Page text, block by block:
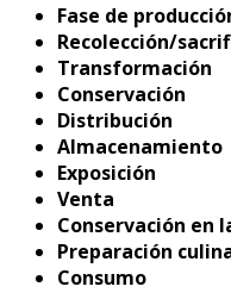
Fase de
Recolección/
Transformación
Conservación
Distribución
Almacenamiento
Exposición
Venta
Conservación en
Preparación
Consumo